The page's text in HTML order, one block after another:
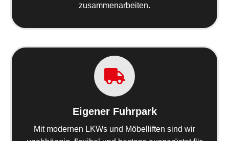
zusammenarbeiten.
Eigener Fuhrpark
Mit modernen LKWs und Möbelliften sind wir